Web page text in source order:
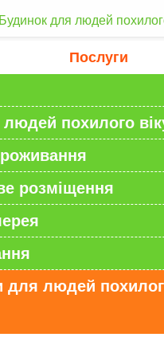
Будинок для людей
Послуги
похилого
розміщення
для людей